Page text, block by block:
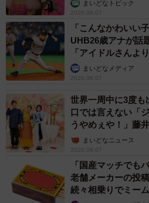
まいどなトピック
2026.08.07
「こんなかわいい
UHB26歳アナが
「アイドルさんよ
か」まいどなメディア
2026.08.07
世界一周中に3度
口では言えない「
うやめぇや！」藤
ん】まいどなニュース
2026.08.07
「国産マッチでも
老舗メーカーの投
続々相乗りでミー